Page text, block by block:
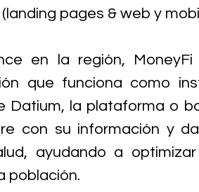
pages & web y
en la región, MoneyFi
que funciona como
Datium, la plataforma o
con su información y
ayudando a
población.